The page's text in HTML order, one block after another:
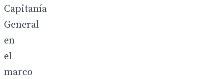
Capitanía
General
en
el
marco